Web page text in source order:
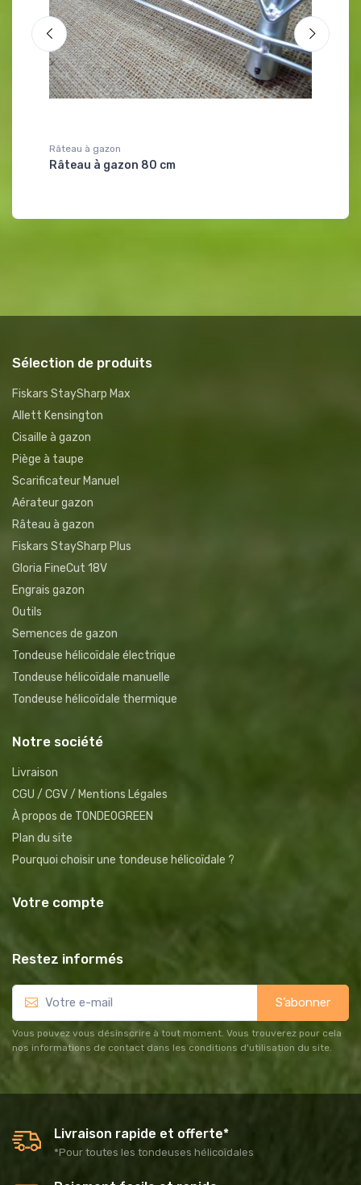
Râteau à gazon
Râteau à gazon 80 cm
Sélection de produits
Fiskars StaySharp Max
Allett Kensington
Cisaille à gazon
Piège à taupe
Scarificateur Manuel
Aérateur gazon
Râteau à gazon
Fiskars StaySharp Plus
Gloria FineCut 18V
Engrais gazon
Outils
Semences de gazon
Tondeuse hélicoïdale électrique
Tondeuse hélicoïdale manuelle
Tondeuse hélicoïdale thermique
Notre société
Livraison
CGU / CGV / Mentions Légales
À propos de TONDEOGREEN
Plan du site
Pourquoi choisir une tondeuse hélicoïdale ?
Votre compte
Restez informés
S’abonner
Vous pouvez vous désinscrire à tout moment. Vous trouverez pour cela
nos informations de contact dans les conditions d'utilisation du site.
Livraison rapide et offerte*
*Pour toutes les tondeuses hélicoïdales